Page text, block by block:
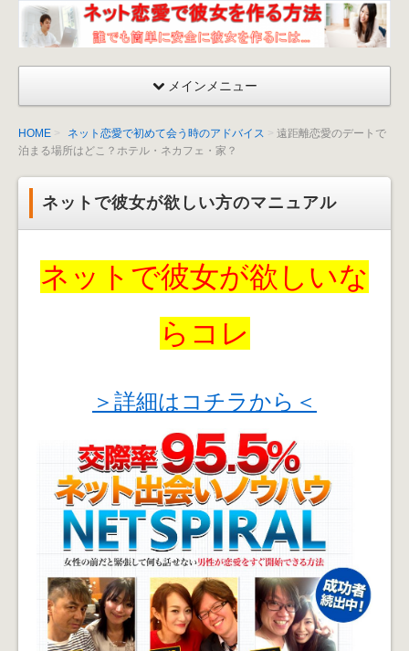
ネッ
ト恋
彼女
法〜
出会
い
方・
メインメニュー
HOME ネット恋愛で初めて会う時のアドバイス
遠距離恋愛のデートで
泊まる場所はどこ？ホテル・ネカフェ・家？
ネットで彼女が欲しい方のマニュアル
ネットで彼女が欲しいな
らコレ
＞詳細はコチラから＜